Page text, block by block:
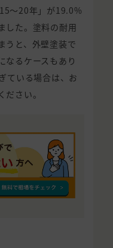
〜20年」が19.0%
した。塗料の耐用
うと、外壁塗装で
なるケースもあり
ている場合は、お
さい。